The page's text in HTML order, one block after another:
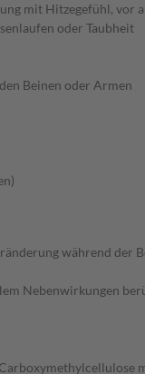
mit Hitzegefühl, vor
oder Taubheit
Beinen oder Armen
während der
Nebenwirkungen